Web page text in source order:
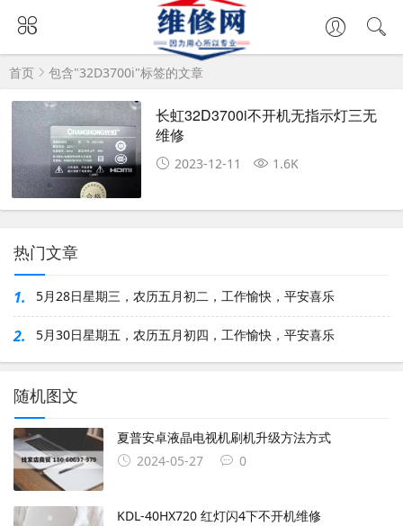
首页 包含"32D3700i"标签的文章
长虹32D3700i不开机无指示灯三无
维修
2023-12-11 1.6K
热门文章
1. 5月28日星期三，农历五月初二，工作愉快，平安喜乐
2. 5月30日星期五，农历五月初四，工作愉快，平安喜乐
随机图文
夏普安卓液晶电视机刷机升级方法方式
2024-05-27
0
KDL-40HX720 红灯闪4下不开机维修